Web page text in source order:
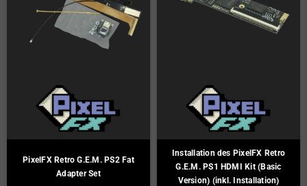
PixelFX Retro G.E.M. PS2 Fat
Adapter Set
Installation des PixelFX Retro
G.E.M. PS1 HDMI Kit (Basic
Version) (inkl. Installation)